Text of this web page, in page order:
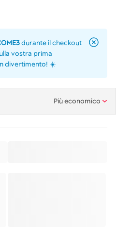
durante il checkout
vostra prima
divertimento! ☀️
Più economico